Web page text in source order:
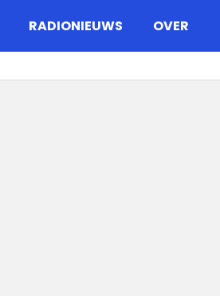
RADIONIEUWS OVER